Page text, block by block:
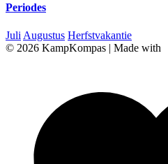
Periodes
Juli Augustus Herfstvakantie
© 2026 KampKompas | Made with